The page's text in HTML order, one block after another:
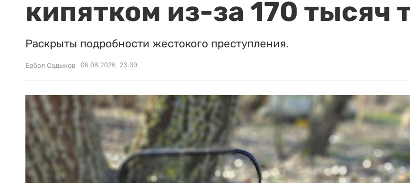
кипятком из-за 170 тысяч
Раскрыты подробности жестокого преступления.
Ербол Садыков 06.08.2026, 23:39